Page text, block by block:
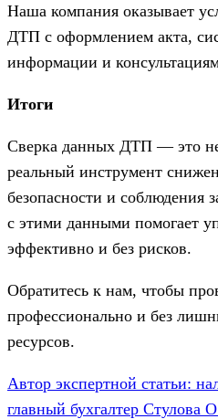
Наша компания оказывает
ДТП с оформлением акта,
информации и
Итоги
Сверка данных ДТП — это
реальный инструмент
безопасности и соблюдения
с этими данными помогает
эффективно и без рисков.
Обратитесь к нам, чтобы
профессионально и без
ресурсов.
Автор экспертной статьи:
главный бухгалтер Стулова